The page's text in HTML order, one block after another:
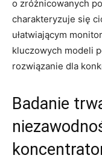
o zróżnicowanych
charakteryzuje się
ułatwiającym
kluczowych modeli
rozwiązanie dla
Badanie